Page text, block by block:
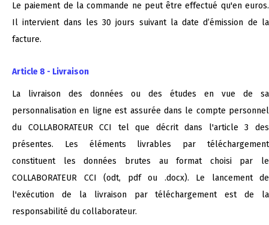
Le paiement de la commande ne peut être effectué qu'en euros.
Il intervient dans les 30 jours suivant la date d’émission de la
facture.
Article 8 - Livraison
La livraison des données ou des études en vue de sa
personnalisation en ligne est assurée dans le compte personnel
du COLLABORATEUR CCI tel que décrit dans l'article 3 des
présentes. Les éléments livrables par téléchargement
constituent les données brutes au format choisi par le
COLLABORATEUR CCI (odt, pdf ou .docx). Le lancement de
l'exécution de la livraison par téléchargement est de la
responsabilité du collaborateur.